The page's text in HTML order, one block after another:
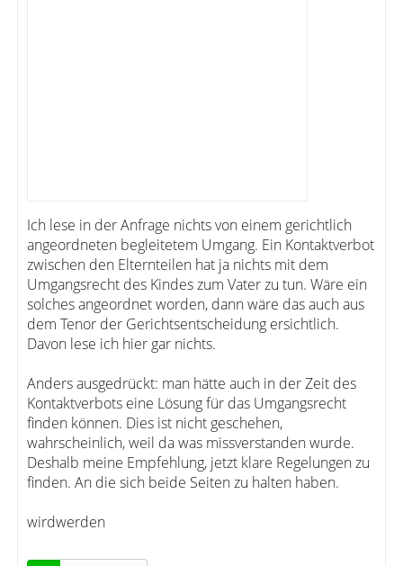
Ich lese in der Anfrage nichts von einem gerichtlich
angeordneten begleitetem Umgang. Ein Kontaktverbot
zwischen den Elternteilen hat ja nichts mit dem
Umgangsrecht des Kindes zum Vater zu tun. Wäre ein
solches angeordnet worden, dann wäre das auch aus
dem Tenor der Gerichtsentscheidung ersichtlich.
Davon lese ich hier gar nichts.
Anders ausgedrückt: man hätte auch in der Zeit des
Kontaktverbots eine Lösung für das Umgangsrecht
finden können. Dies ist nicht geschehen,
wahrscheinlich, weil da was missverstanden wurde.
Deshalb meine Empfehlung, jetzt klare Regelungen zu
finden. An die sich beide Seiten zu halten haben.
wirdwerden